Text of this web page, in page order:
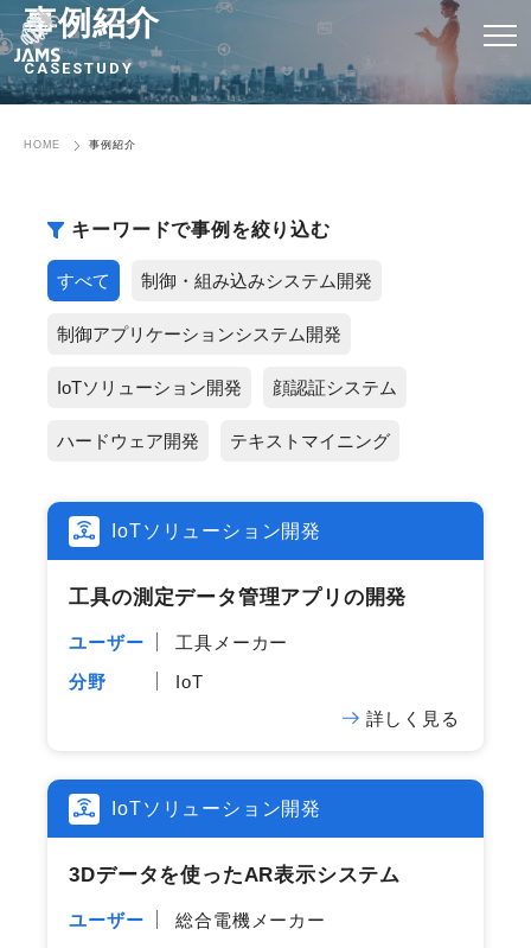
事例紹介
CASESTUDY
HOME 事例紹介
キーワードで事例を絞り込む
すべて 制御・組み込みシステム開発
制御アプリケーションシステム開発
IoTソリューション開発 顔認証システム
ハードウェア開発 テキストマイニング
IoTソリューション開発
工具の​測定データ管理アプリの​開発
ユーザー
工具メーカー
分野
IoT
詳しく見る
IoTソリューション開発
3Dデータを​使った​AR表示システム
ユーザー
総合電機メーカー